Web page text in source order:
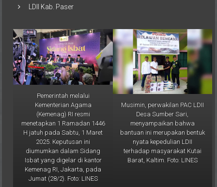
LDII Kab. Paser
Pemerintah melalui
Kementerian Agama
(Kemenag) RI resmi
menetapkan 1 Ramadan 1446
H jatuh pada Sabtu, 1 Maret
2025. Keputusan ini
diumumkan dalam Sidang
Isbat yang digelar di kantor
Kemenag RI, Jakarta, pada
Jumat (28/2). Foto: LINES
Musimin, perwakilan PAC LDII
Desa Sumber Sari,
menyampaikan bahwa
bantuan ini merupakan bentuk
nyata kepedulian LDII
terhadap masyarakat Kutai
Barat, Kaltim. Foto: LINES